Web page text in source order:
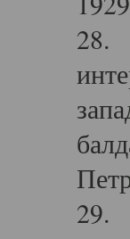
28.
29.